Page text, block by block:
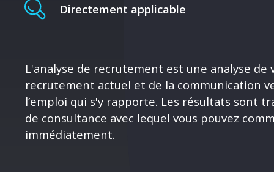
Directement applicable
L'analyse de recrutement est une analyse de
recrutement actuel et de la communication
l’emploi qui s'y rapporte. Les résultats sont
de consultance avec lequel vous pouvez
immédiatement.